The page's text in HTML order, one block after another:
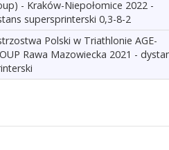
- Kraków-Niepołomice 2022 -
supersprinterski 0,3-8-2
Polski w Triathlonie AGE-
Rawa Mazowiecka 2021 -